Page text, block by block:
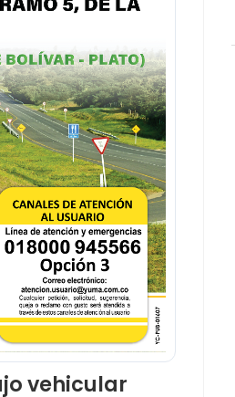
vehicular